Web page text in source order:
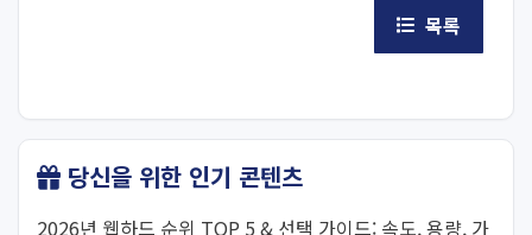
목록
당신을 위한 인기 콘텐츠
2026년 웹하드 순위 TOP 5 & 선택 가이드: 속도, 용량, 가